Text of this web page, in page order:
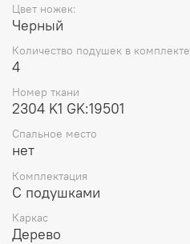
Цвет ножек:
Черный
Количество подушек в комплекте
4
Номер ткани
2304 K1 GK:19501
Спальное место
нет
Комплектация
С подушками
Каркас
Дерево